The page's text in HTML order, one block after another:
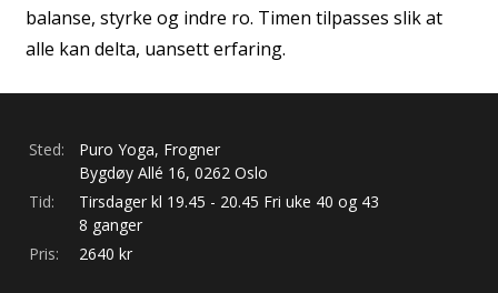
balanse, styrke og indre ro. Timen tilpasses slik at
alle kan delta, uansett erfaring.
Sted:
Puro Yoga, Frogner
Bygdøy Allé 16, 0262 Oslo
Tid:
Tirsdager kl 19.45 - 20.45 Fri uke 40 og 43
8 ganger
Pris:
2640 kr